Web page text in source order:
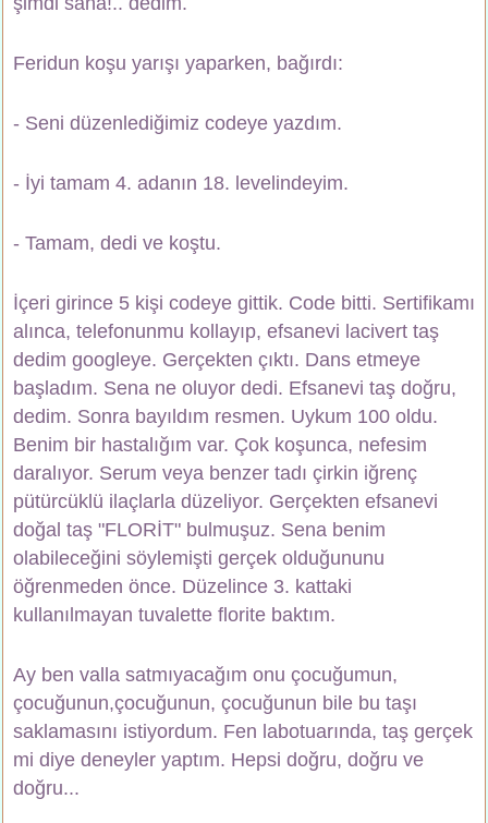
Feridun koşu yarışı yaparken, bağırdı:
- Seni düzenlediğimiz codeye yazdım.
- İyi tamam 4. adanın 18. levelindeyim.
- Tamam, dedi ve koştu.
İçeri girince 5 kişi codeye gittik. Code bitti. Sertifikamı
alınca, telefonunmu kollayıp, efsanevi lacivert taş
dedim googleye. Gerçekten çıktı. Dans etmeye
başladım. Sena ne oluyor dedi. Efsanevi taş doğru,
dedim. Sonra bayıldım resmen. Uykum 100 oldu.
Benim bir hastalığım var. Çok koşunca, nefesim
daralıyor. Serum veya benzer tadı çirkin iğrenç
pütürcüklü ilaçlarla düzeliyor. Gerçekten efsanevi
doğal taş "FLORİT" bulmuşuz. Sena benim
olabileceğini söylemişti gerçek olduğununu
öğrenmeden önce. Düzelince 3. kattaki
kullanılmayan tuvalette florite baktım.
Ay ben valla satmıyacağım onu çocuğumun,
çocuğunun,çocuğunun, çocuğunun bile bu taşı
saklamasını istiyordum. Fen labotuarında, taş gerçek
mi diye deneyler yaptım. Hepsi doğru, doğru ve
doğru...